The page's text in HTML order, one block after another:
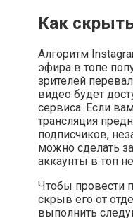
Как
Алгоритм
эфира в топе
зрителей
видео будет
сервиса. Если
трансляция
подписчиков,
можно сделать
аккаунты в топ
Чтобы провести
скрыв его от
выполнить